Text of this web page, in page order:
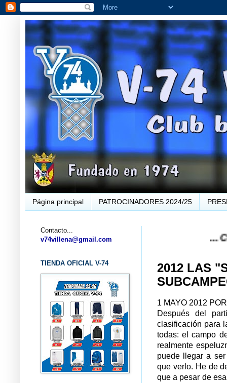
Página principal PATROCINADORES 2024/25
... CLUB
2012 LAS
1 MAYO 2012
Después del
clasificación para
todas: el campo
realmente
puede llegar a
que verlo. He de
que a pesar de
Contacto...
v74villena@gmail.com
TIENDA OFICIAL V-74